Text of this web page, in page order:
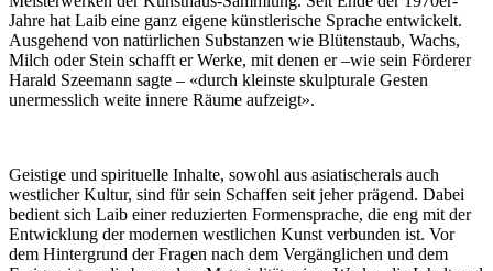
Jahre hat Laib eine ganz eigene künstlerische Sprache entwickelt.
Ausgehend von natürlichen Substanzen wie Blütenstaub, Wachs,
Milch oder Stein schafft er Werke, mit denen er –wie sein Förderer
Harald Szeemann sagte – «durch kleinste skulpturale Gesten
unermesslich weite innere Räume aufzeigt».
Geistige und spirituelle Inhalte, sowohl aus asiatischerals auch
westlicher Kultur, sind für sein Schaffen seit jeher prägend. Dabei
bedient sich Laib einer reduzierten Formensprache, die eng mit der
Entwicklung der modernen westlichen Kunst verbunden ist. Vor
dem Hintergrund der Fragen nach dem Vergänglichen und dem